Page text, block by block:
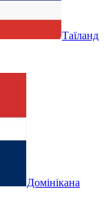
Таїланд
Домінікана